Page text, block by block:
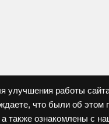
работы
что были об
также ознакомлены с